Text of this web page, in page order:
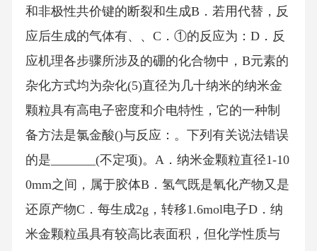
和非极性共价键的断裂和生成B．若用代替，反
应后生成的气体有、、C．①的反应为：D．反
应机理各步骤所涉及的硼的化合物中，B元素的
杂化方式均为杂化(5)直径为几十纳米的纳米金
颗粒具有高电子密度和介电特性，它的一种制
备方法是氯金酸()与反应：。下列有关说法错误
的是_______(不定项)。A．纳米金颗粒直径1-10
0mm之间，属于胶体B．氢气既是氧化产物又是
还原产物C．每生成2g，转移1.6mol电子D．纳
米金颗粒虽具有较高比表面积，但化学性质与